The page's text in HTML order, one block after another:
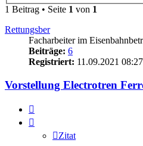
1 Beitrag • Seite 1 von 1
Rettungsber
Facharbeiter im
Beiträge: 6
Registriert: 11.09.2021 08:27
Vorstellung Electrotren
Zitat